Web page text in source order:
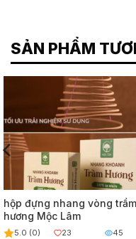
SẢN PHẨM
hộp đựng nhang vòng trầm
hương Mộc Lâm
5.0 (0) 23 45